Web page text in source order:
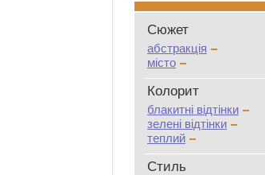
Сюжет
абстракція
місто
Колорит
блакитні відтінки
зелені відтінки
теплий
Стиль